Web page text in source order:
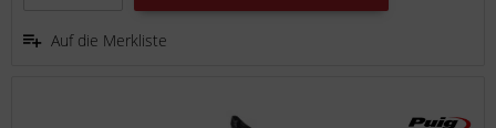
Auf die Merkliste